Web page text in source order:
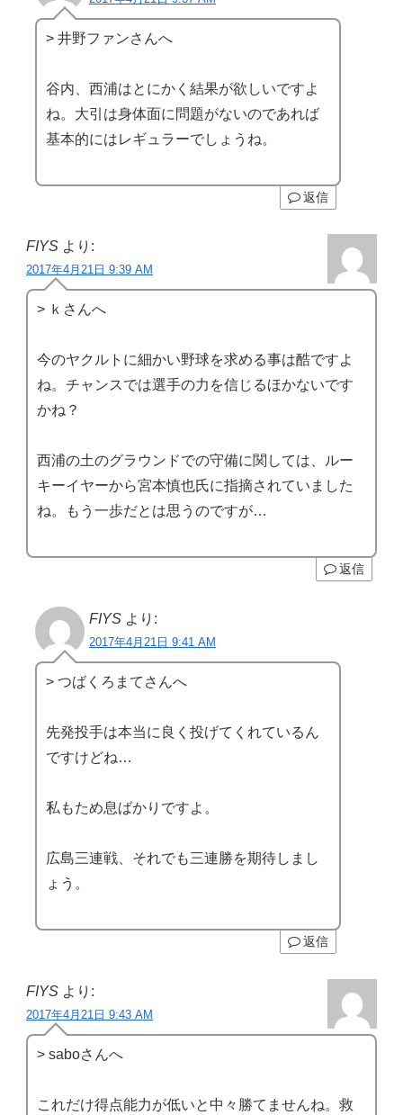
> 井野ファンさんへ
谷内、西浦はとにかく結果が欲しいですよ
ね。大引は身体面に問題がないのであれば
基本的にはレギュラーでしょうね。
返信
FIYS より:
2017年4月21日 9:39 AM
> ｋさんへ
今のヤクルトに細かい野球を求める事は酷ですよ
ね。チャンスでは選手の力を信じるほかないです
かね？
西浦の土のグラウンドでの守備に関しては、ルー
キーイヤーから宮本慎也氏に指摘されていました
ね。もう一歩だとは思うのですが…
返信
FIYS より:
2017年4月21日 9:41 AM
> つばくろまてさんへ
先発投手は本当に良く投げてくれているん
ですけどね…
私もため息ばかりですよ。
広島三連戦、それでも三連勝を期待しまし
ょう。
返信
FIYS より:
2017年4月21日 9:43 AM
> saboさんへ
これだけ得点能力が低いと中々勝てませんね。救